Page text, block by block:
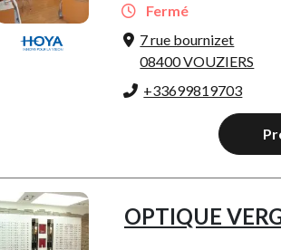
Fermé
7 rue bournizet
08400 VOUZIERS
+33699819703
OPTIQUE